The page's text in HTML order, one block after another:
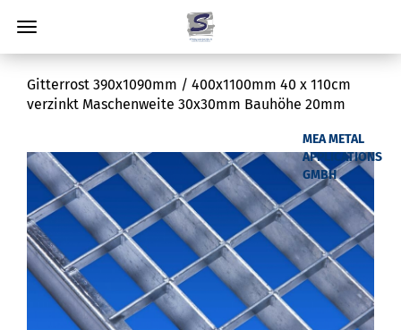
Gitterrost 390x1090mm / 400x1100mm 40 x 110cm
verzinkt Maschenweite 30x30mm Bauhöhe 20mm
MEA METAL
APPLICATIONS
GMBH